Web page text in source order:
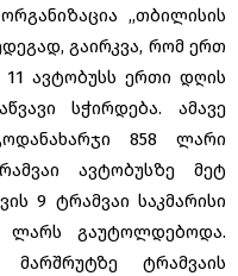
,,თბილისის
გაირკვა, რომ ერთ
ავტობუსს ერთი დღის
სჭირდება. ამავე
858 ლარი
ავტობუსზე მეტ
9 ტრამვაი საკმარისი
ლარს გაუტოლდებოდა.
ტრამვაის